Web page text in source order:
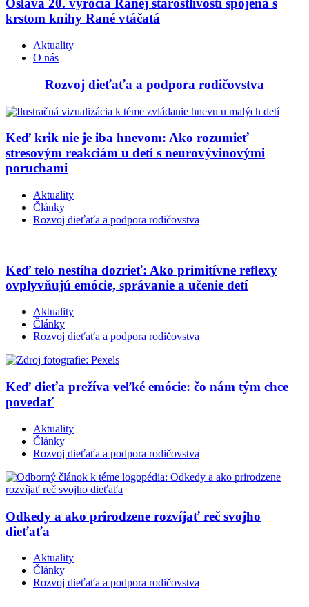
Oslava 20. výročia Ranej starostlivosti spojená s
krstom knihy Rané vtáčatá
Aktuality
O nás
Rozvoj dieťaťa a podpora rodičovstva
Keď krik nie je iba hnevom: Ako rozumieť
stresovým reakciám u detí s neurovývinovými
poruchami
Aktuality
Články
Rozvoj dieťaťa a podpora rodičovstva
Keď telo nestíha dozrieť: Ako primitívne reflexy
ovplyvňujú emócie, správanie a učenie detí
Aktuality
Články
Rozvoj dieťaťa a podpora rodičovstva
Keď dieťa prežíva veľké emócie: čo nám tým chce
povedať
Aktuality
Články
Rozvoj dieťaťa a podpora rodičovstva
Odkedy a ako prirodzene rozvíjať reč svojho
dieťaťa
Aktuality
Články
Rozvoj dieťaťa a podpora rodičovstva